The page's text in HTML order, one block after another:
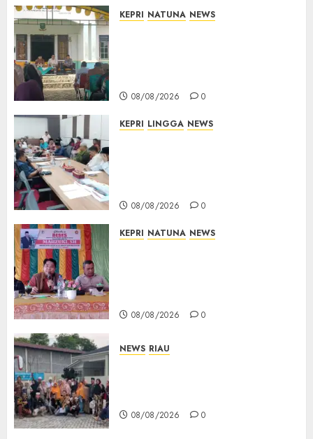
KEPRI NATUNA NEWS
08/08/2026 0
KEPRI LINGGA NEWS
08/08/2026 0
KEPRI NATUNA NEWS
08/08/2026 0
NEWS RIAU
08/08/2026 0